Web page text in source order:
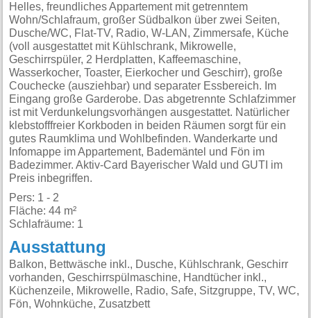
Helles, freundliches Appartement mit getrenntem
Wohn/Schlafraum, großer Südbalkon über zwei Seiten,
Dusche/WC, Flat-TV, Radio, W-LAN, Zimmersafe, Küche
(voll ausgestattet mit Kühlschrank, Mikrowelle,
Geschirrspüler, 2 Herdplatten, Kaffeemaschine,
Wasserkocher, Toaster, Eierkocher und Geschirr), große
Couchecke (ausziehbar) und separater Essbereich. Im
Eingang große Garderobe. Das abgetrennte Schlafzimmer
ist mit Verdunkelungsvorhängen ausgestattet. Natürlicher
klebstofffreier Korkboden in beiden Räumen sorgt für ein
gutes Raumklima und Wohlbefinden. Wanderkarte und
Infomappe im Appartement, Bademäntel und Fön im
Badezimmer. Aktiv-Card Bayerischer Wald und GUTI im
Preis inbegriffen.
Pers: 1 - 2
Fläche: 44 m²
Schlafräume: 1
Ausstattung
Balkon, Bettwäsche inkl., Dusche, Kühlschrank, Geschirr
vorhanden, Geschirrspülmaschine, Handtücher inkl.,
Küchenzeile, Mikrowelle, Radio, Safe, Sitzgruppe, TV, WC,
Fön, Wohnküche, Zusatzbett